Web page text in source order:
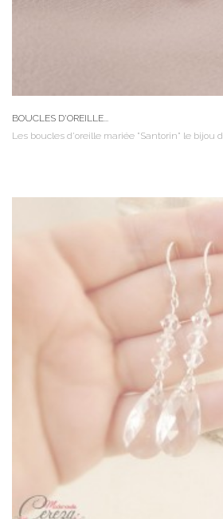
BOUCLES D'OREILLE...
Les boucles d'oreille mariée "Santorin" le bijou